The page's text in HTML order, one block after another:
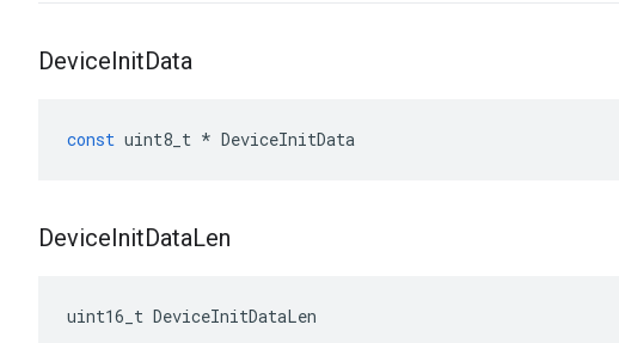
DeviceInitData
const uint8_t * DeviceInitData
DeviceInitDataLen
uint16_t DeviceInitDataLen